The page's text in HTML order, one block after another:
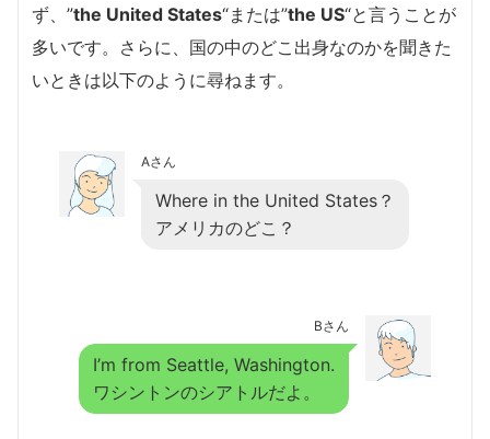
ず、”the United States“または”the US“と言うことが
多いです。 さらに、国の中のどこ出身なのかを聞きた
いときは以下のように尋ねます。
Aさん
Where in the United States？
アメリカのどこ？
Bさん
I’m from Seattle, Washington.
ワシントンのシアトルだよ。